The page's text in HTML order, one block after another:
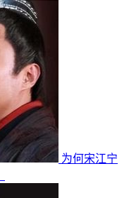
为何宋江宁